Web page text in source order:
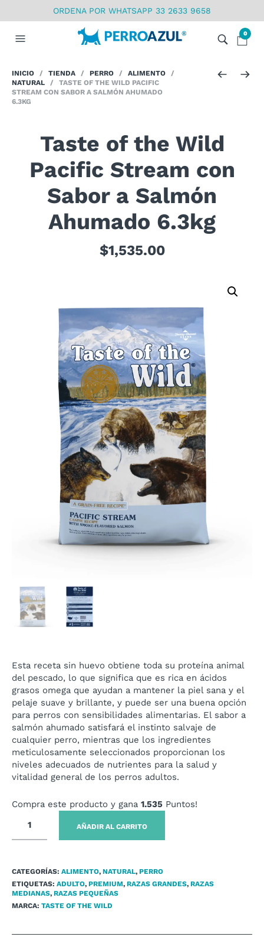
ORDENA POR WHATSAPP 33 2633 9658
0
INICIO / TIENDA / PERRO / ALIMENTO /
NATURAL / TASTE OF THE WILD PACIFIC
STREAM CON SABOR A SALMÓN AHUMADO
6.3KG
Taste of the Wild
Pacific Stream con
Sabor a Salmón
Ahumado 6.3kg
$1,535.00
Esta receta sin huevo obtiene toda su proteína animal
del pescado, lo que significa que es rica en ácidos
grasos omega que ayudan a mantener la piel sana y el
pelaje suave y brillante, y puede ser una buena opción
para perros con sensibilidades alimentarias. El sabor a
salmón ahumado satisfará el instinto salvaje de
cualquier perro, mientras que los ingredientes
meticulosamente seleccionados proporcionan los
niveles adecuados de nutrientes para la salud y
vitalidad general de los perros adultos.
Compra este producto y gana 1.535 Puntos!
AÑADIR AL CARRITO
CATEGORÍAS: ALIMENTO, NATURAL, PERRO
ETIQUETAS: ADULTO, PREMIUM, RAZAS GRANDES, RAZAS
MEDIANAS, RAZAS PEQUEÑAS
MARCA: TASTE OF THE WILD